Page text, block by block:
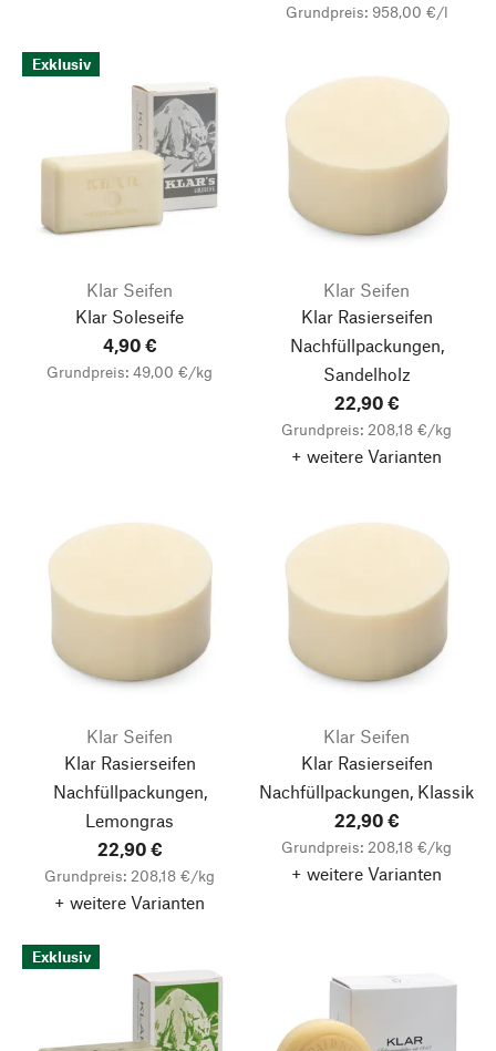
Grundpreis: 958,00 €/l
Exklusiv
Klar Seifen
Klar Soleseife
4,90 €
Grundpreis: 49,00 €/kg
Klar Seifen
Klar Rasierseifen
Nachfüllpackungen,
Sandelholz
22,90 €
Grundpreis: 208,18 €/kg
+ weitere Varianten
Klar Seifen
Klar Rasierseifen
Nachfüllpackungen,
Lemongras
22,90 €
Grundpreis: 208,18 €/kg
+ weitere Varianten
Klar Seifen
Klar Rasierseifen
Nachfüllpackungen, Klassik
22,90 €
Grundpreis: 208,18 €/kg
+ weitere Varianten
Exklusiv